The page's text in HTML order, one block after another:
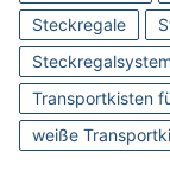
Steckregale
Steckregalsystem
Transportkisten
weiße